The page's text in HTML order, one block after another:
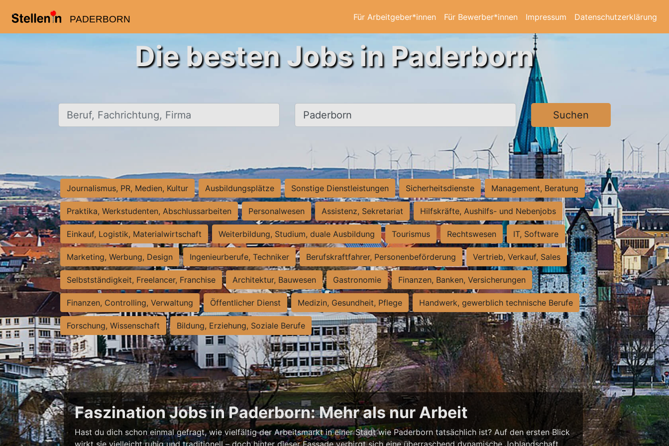
PADERBORN Für Arbeitgeber*innen Für Bewerber*innen Impressum Datenschutzerklärung
Die besten Jobs in Paderborn
Beruf, Fachrichtung, Firma Ort, Stadt Suchen
Journalismus, PR, Medien, Kultur Ausbildungsplätze Sonstige Dienstleistungen Sicherheitsdienste Management, Beratung
Praktika, Werkstudenten, Abschlussarbeiten Personalwesen Assistenz, Sekretariat Hilfskräfte, Aushilfs- und Nebenjobs
Einkauf, Logistik, Materialwirtschaft Weiterbildung, Studium, duale Ausbildung Tourismus Rechtswesen IT, Software
Marketing, Werbung, Design Ingenieurberufe, Techniker Berufskraftfahrer, Personenbeförderung Vertrieb, Verkauf, Sales
Selbstständigkeit, Freelancer, Franchise Architektur, Bauwesen Gastronomie Finanzen, Banken, Versicherungen
Finanzen, Controlling, Verwaltung Öffentlicher Dienst Medizin, Gesundheit, Pflege Handwerk, gewerblich technische Berufe
Forschung, Wissenschaft Bildung, Erziehung, Soziale Berufe
Faszination Jobs in Paderborn: Mehr als nur Arbeit
Hast du dich schon einmal gefragt, wie vielfältig der Arbeitsmarkt in einer Stadt wie Paderborn tatsächlich ist? Auf den ersten Blick